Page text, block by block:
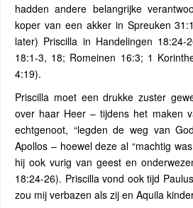
hadden andere belangrijke
koper van een akker in Spreuken
later) Priscilla in Handelingen 18:24-
18:1-3, 18; Romeinen 16:3; 1
4:19).
Priscilla moet een drukke zuster
over haar Heer – tijdens het maken
echtgenoot, “legden de weg van
Apollos – hoewel deze al “machtig
hij ook vurig van geest en
18:24-26). Priscilla vond ook tijd
zou mij verbazen als zij en Aquila